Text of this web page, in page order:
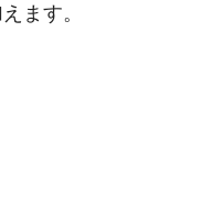
ます。